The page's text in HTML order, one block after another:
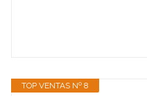
TOP VENTAS Nº 8